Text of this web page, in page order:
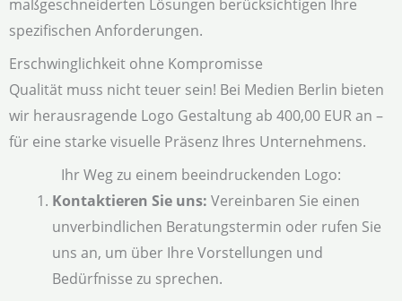
maßgeschneiderten Lösungen berücksichtigen Ihre
spezifischen Anforderungen.
Erschwinglichkeit ohne Kompromisse
Qualität muss nicht teuer sein! Bei Medien Berlin bieten
wir herausragende Logo Gestaltung ab 400,00 EUR an –
für eine starke visuelle Präsenz Ihres Unternehmens.
Ihr Weg zu einem beeindruckenden Logo:
Kontaktieren Sie uns: Vereinbaren Sie einen
unverbindlichen Beratungstermin oder rufen Sie
uns an, um über Ihre Vorstellungen und
Bedürfnisse zu sprechen.